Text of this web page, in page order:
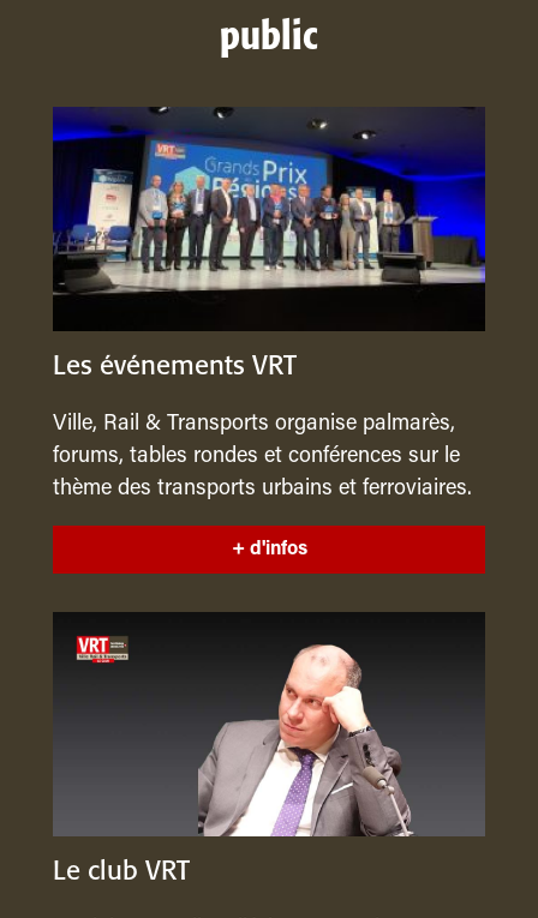
public
Les événements VRT
Ville, Rail & Transports organise palmarès,
forums, tables rondes et conférences sur le
thème des transports urbains et ferroviaires.
+ d'infos
Le club VRT